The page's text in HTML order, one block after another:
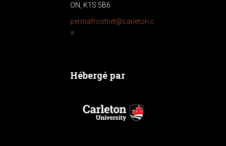
ON, K1S 5B6
permafrostnet@carleton.c
a
Hébergé par